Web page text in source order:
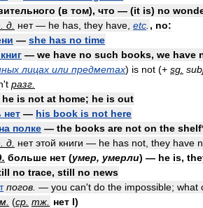
(в том), что — (it is) no
д нет— he has they have etc , no:
— she has no time
книг — we have no such books, we have
лицах или предметах) is not (+ sg
't разг
he is not at home; he is out
нет — his book is not here
на полке — the books are not on the shelf
д нет этой книги — he has not they have
. больше нет (умер, умерли) — he is,
no trace, still no news
погов — you can't do the impossible; what
(ср тж нет I)